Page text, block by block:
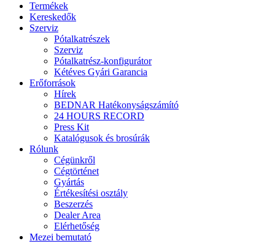
Termékek
Kereskedők
Szerviz
Pótalkatrészek
Szerviz
Pótalkatrész-konfigurátor
Kétéves Gyári Garancia
Erőforrások
Hírek
BEDNAR Hatékonyságszámító
24 HOURS RECORD
Press Kit
Katalógusok és brosúrák
Rólunk
Cégünkről
Cégtörténet
Gyártás
Értékesítési osztály
Beszerzés
Dealer Area
Elérhetőség
Mezei bemutató